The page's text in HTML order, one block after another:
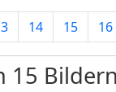
14 15 16
15 Bildern